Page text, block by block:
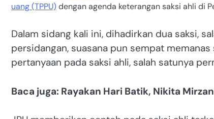
uang (TPPU)dengan agenda keterangan saksi ahli di
Dalam sidang kali ini, dihadirkan dua saksi,
persidangan, suasana pun sempat
pertanyaan pada saksi ahli, salah satunya
Baca juga: Rayakan Hari Batik, Nikita